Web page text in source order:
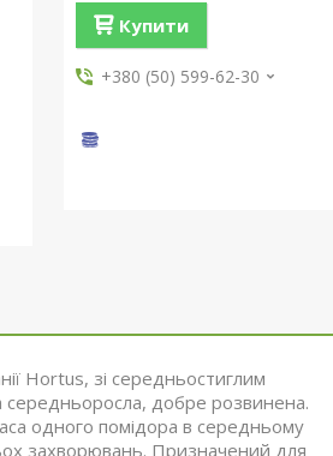
Купити
+380 (50) 599-62-30
Hortus, зі середньостиглим
середньоросла, добре розвинена.
одного помідора в середньому
захворювань. Призначений для